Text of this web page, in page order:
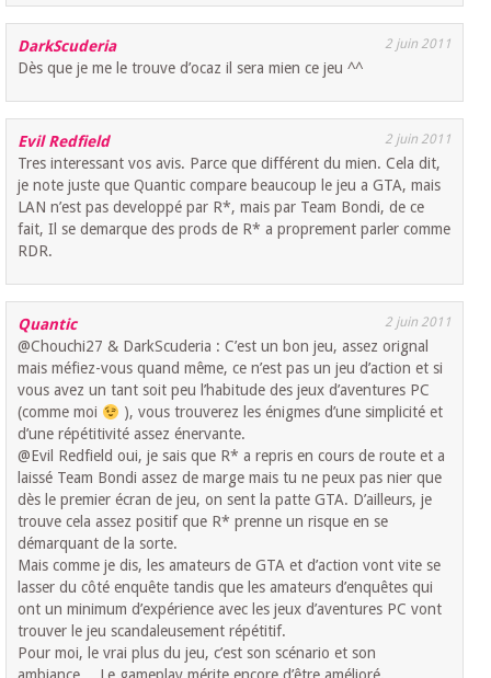
DarkScuderia 2 juin 2011
Dès que je me le trouve d’ocaz il sera mien ce jeu ^^
Evil Redfield 2 juin 2011
Tres interessant vos avis. Parce que différent du mien. Cela dit,
je note juste que Quantic compare beaucoup le jeu a GTA, mais
LAN n’est pas developpé par R*, mais par Team Bondi, de ce
fait, Il se demarque des prods de R* a proprement parler comme
RDR.
Quantic 2 juin 2011
@Chouchi27 & DarkScuderia : C’est un bon jeu, assez orignal
mais méfiez-vous quand même, ce n’est pas un jeu d’action et si
vous avez un tant soit peu l’habitude des jeux d’aventures PC
(comme moi
), vous trouverez les énigmes d’une simplicité et
d’une répétitivité assez énervante.
@Evil Redfield oui, je sais que R* a repris en cours de route et a
laissé Team Bondi assez de marge mais tu ne peux pas nier que
dès le premier écran de jeu, on sent la patte GTA. D’ailleurs, je
trouve cela assez positif que R* prenne un risque en se
démarquant de la sorte.
Mais comme je dis, les amateurs de GTA et d’action vont vite se
lasser du côté enquête tandis que les amateurs d’enquêtes qui
ont un minimum d’expérience avec les jeux d’aventures PC vont
trouver le jeu scandaleusement répétitif.
Pour moi, le vrai plus du jeu, c’est son scénario et son